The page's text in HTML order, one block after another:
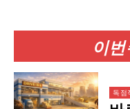
개인정보 취급정책 을
이번